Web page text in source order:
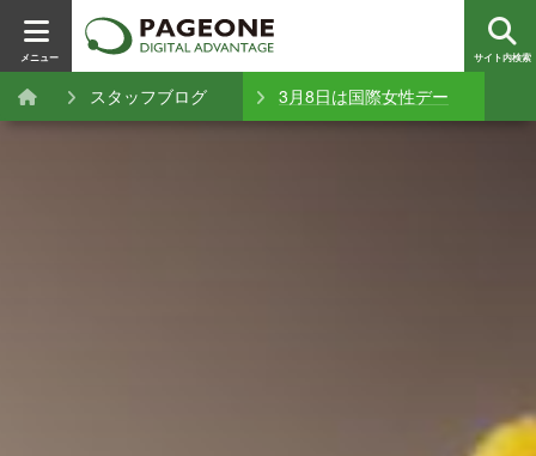
メニュー サイト内検索
スタッフブログ 3月8日は国際女性デー